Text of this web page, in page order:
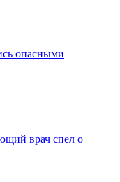
опасными
врач спел о